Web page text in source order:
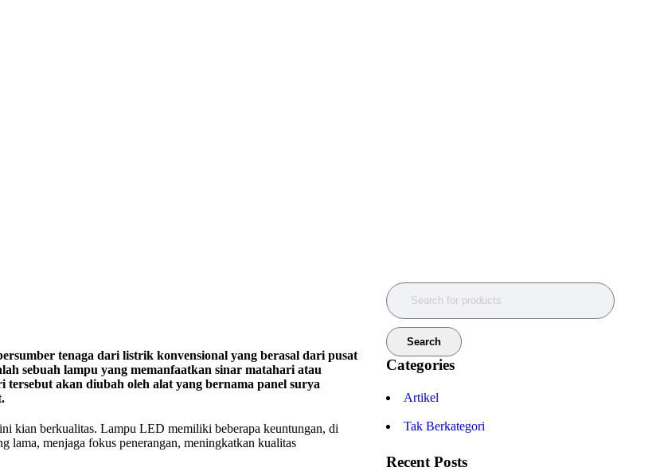
tenaga dari listrik konvensional yang berasal dari pusat
sebuah lampu yang memanfaatkan sinar matahari atau
tersebut akan diubah oleh alat yang bernama panel surya
kian berkualitas. Lampu LED memiliki beberapa keuntungan, di
lama, menjaga fokus penerangan, meningkatkan kualitas
Categories
Artikel
Tak Berkategori
Recent Posts